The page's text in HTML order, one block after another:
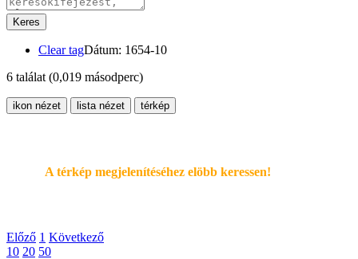
Keres
Clear tagDátum: 1654-10
6 találat (0,019 másodperc)
ikon nézet lista nézet térkép
A térkép megjelenítéséhez elöbb keressen!
Előző 1 Következő
10 20 50